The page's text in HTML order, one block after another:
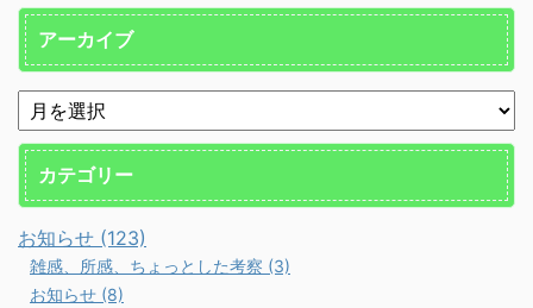
アーカイブ
カテゴリー
お知らせ (123)
雑感、所感、ちょっとした考察 (3)
お知らせ (8)